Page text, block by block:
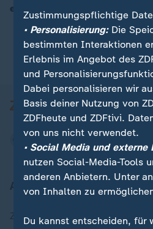
eine Alternative zu Softdrinks.
Aktuell bei ZDFheute
Zuletzt veröffentlicht
Zustimmungspflichtige
• Personalisierung:Die
bestimmten Interaktionen
Erlebnis im Angebot des
und
Dabei personalisieren wir
Basis deiner Nutzung von
ZDFheute und ZDFtivi.
von uns nicht verwendet.
• Social Media und externe
nutzen Social-Media-Tools
anderen Anbietern. Unter
von Inhalten zu
Du kannst entscheiden, für